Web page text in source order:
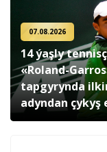
07.08.2026
14 ýaşly
«Roland-
tapgyrynda
adyndan çykyş